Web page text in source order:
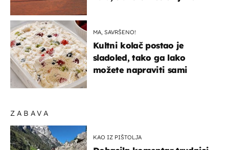
ZABAVA
KAO IZ PIŠTOLJA
MA, SAVRŠENO!
Kultni kolač postao je
sladoled, tako ga lako
možete napraviti sami